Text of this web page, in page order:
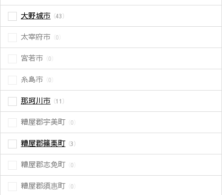
大野城市 （43）
太宰府市 （0）
宮若市 （0）
糸島市 （0）
那珂川市 （11）
糟屋郡宇美町 （0）
糟屋郡篠栗町 （3）
糟屋郡志免町 （0）
糟屋郡須惠町 （0）